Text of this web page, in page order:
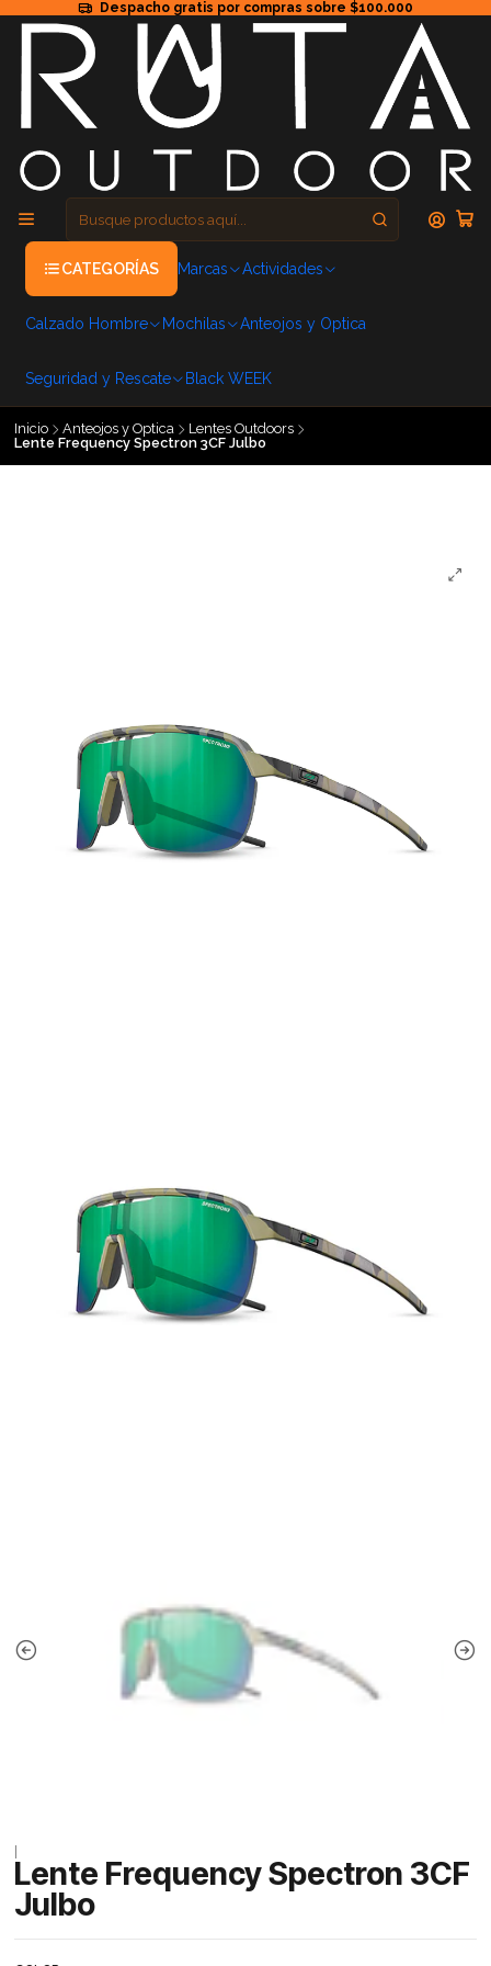
Despacho gratis por compras sobre $100.000
CATEGORÍAS Marcas Actividades
Calzado Hombre Mochilas Anteojos y Optica
Seguridad y Rescate Black WEEK
Inicio Anteojos y Optica
Lentes Outdoors
Lente Frequency Spectron 3CF Julbo
Lente Frequency Spectron 3CF
Julbo